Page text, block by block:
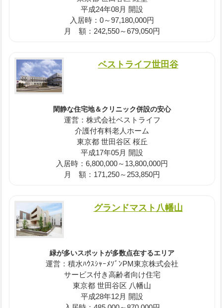
平成24年08月 開設
入居時：0～97,180,000円
月 額：242,550～679,050円
ベストライフ世田谷
閑静な住宅地＆クリニック併設の安心
運営：株式会社ベストライフ
介護付有料老人ホーム
東京都 世田谷区 桜丘
平成17年05月 開設
入居時：6,800,000～13,800,000円
月 額：171,250～253,850円
グランドマスト八幡山
緑が多いスポットが多数点在するエリア
運営：積水ﾊｳｽｼｬｰﾒｿﾞﾝPM東京株式会社
サービス付き高齢者向け住宅
東京都 世田谷区 八幡山
平成28年12月 開設